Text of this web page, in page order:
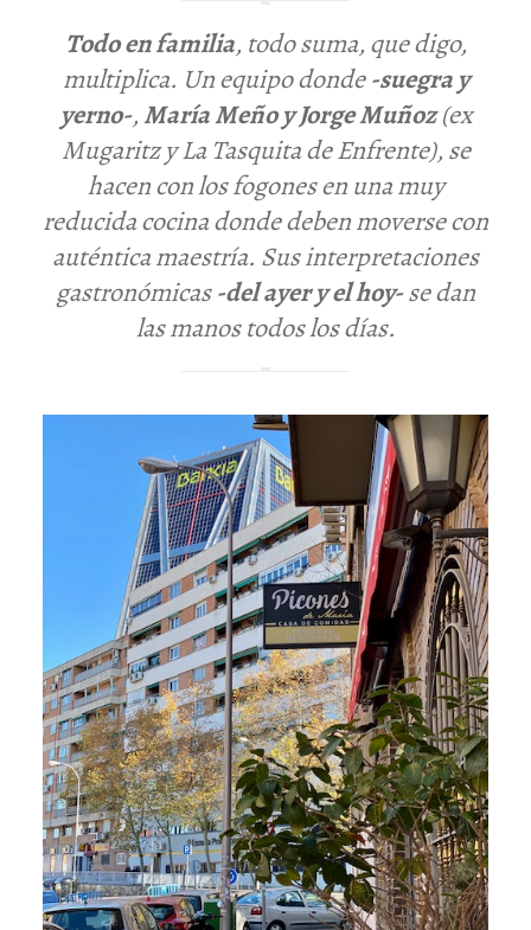
Todo en familia, todo suma, que digo,
multiplica. Un equipo donde-suegra y
yerno-,María Meño yJorge Muñoz (ex
Mugaritz y La Tasquita de Enfrente), se
hacen con los fogones en una muy
reducida cocina donde deben moverse con
auténtica maestría. Sus interpretaciones
gastronómicas-del ayer y el hoy-se dan
las manos todos los días.